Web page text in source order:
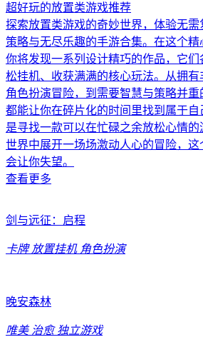
超好玩的放置类游戏推荐
探索放置类游戏的奇妙世界，体验无
策略与无尽乐趣的手游合集。在这个精
你将发现一系列设计精巧的作品，它
松挂机、收获满满的核心玩法。从拥
角色扮演冒险，到需要智慧与策略并
都能让你在碎片化的时间里找到属于
是寻找一款可以在忙碌之余放松心情
世界中展开一场场激动人心的冒险，
会让你失望。
查看更多
剑与远征：启程
卡牌 放置挂机 角色扮演
晚安森林
唯美 治愈 独立游戏